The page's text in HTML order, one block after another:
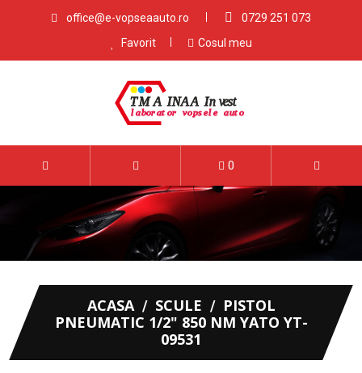
office@e-vopseaauto.ro
0729 251 073
Favorit
Cosul meu
0
ACASA SCULE
PISTOL
PNEUMATIC 1/2" 850 NM YATO YT-
09531